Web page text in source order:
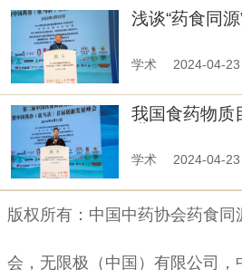
浅谈“药食同源
学术 2024-04-23
我国食药物质
学术 2024-04-23
版权所有：中国中药协会药食
会，无限极（中国）有限公司，